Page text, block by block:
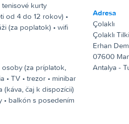
kurty
od 4 do 12 rokov) •
(za poplatok) • wifi
(za príplatok,
• TV • trezor • minibar
(káva, čaj k dispozícii)
• balkón s posedením
Adresa
Çolaklı
Çolaklı
Erhan
07600
Antalya -